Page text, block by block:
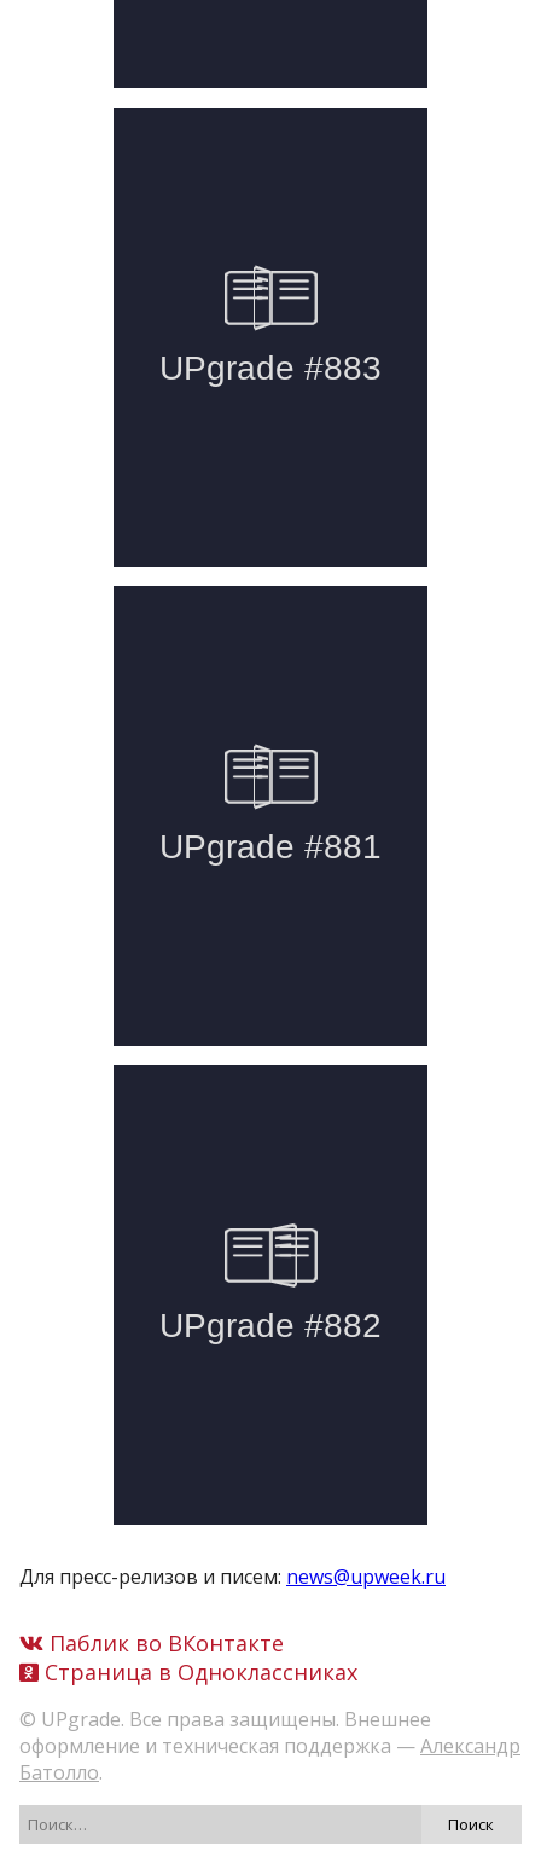
Для пресс-релизов и писем: news@upweek.ru
Паблик во ВКонтакте
Страница в Одноклассниках
© UPgrade. Все права защищены. Внешнее
оформление и техническая поддержка —Александр
Батолло.